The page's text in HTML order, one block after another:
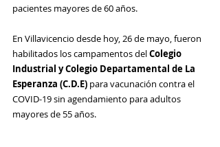
pacientes mayores de 60 años.
En Villavicencio desde hoy, 26 de mayo, fueron
habilitados los campamentos del Colegio
Industrial y Colegio Departamental de La
Esperanza (C.D.E) para vacunación contra el
COVID-19 sin agendamiento para adultos
mayores de 55 años.